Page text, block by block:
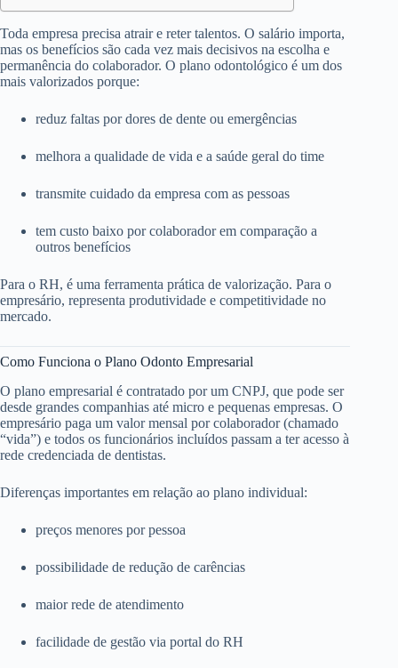
Toda empresa precisa atrair e reter talentos. O salário importa,
mas os benefícios são cada vez mais decisivos na escolha e
permanência do colaborador. O plano odontológico é um dos
mais valorizados porque:
reduz faltas por dores de dente ou emergências
melhora a qualidade de vida e a saúde geral do time
transmite cuidado da empresa com as pessoas
tem custo baixo por colaborador em comparação a
outros benefícios
Para o RH, é uma ferramenta prática de valorização. Para o
empresário, representa produtividade e competitividade no
mercado.
Como Funciona o Plano Odonto Empresarial
O plano empresarial é contratado por um CNPJ, que pode ser
desde grandes companhias até micro e pequenas empresas. O
empresário paga um valor mensal por colaborador (chamado
“vida”) e todos os funcionários incluídos passam a ter acesso à
rede credenciada de dentistas.
Diferenças importantes em relação ao plano individual:
preços menores por pessoa
possibilidade de redução de carências
maior rede de atendimento
facilidade de gestão via portal do RH